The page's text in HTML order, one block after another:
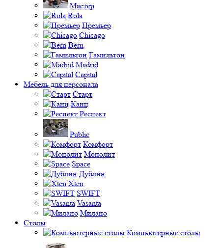
Мастер
Rola
Премьер
Chicago
Bern
Гамильтон
Madrid
Capital
Мебель для персонала
Старт
Канц
Респект
Public
Комфорт
Монолит
Space
Дублин
Xten
SWIFT
Vasanta
Милано
Столы
Компьютерные столы